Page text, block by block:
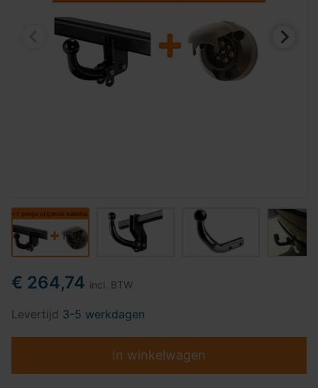
€ 264,74 incl. BTW
Levertijd 3-5 werkdagen
In winkelwagen